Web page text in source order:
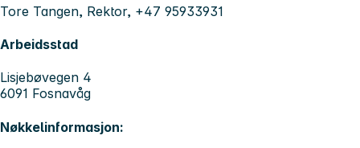
Tore Tangen, Rektor, +47 95933931
Arbeidsstad
Lisjebøvegen 4
6091 Fosnavåg
Nøkkelinformasjon: